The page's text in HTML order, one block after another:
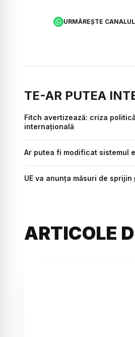
URMĂREȘTE
TE-AR PUTEA
Fitch avertizează: criza
internațională
Ar putea fi modificat sistemul
UE va anunța măsuri de
ARTICOLE